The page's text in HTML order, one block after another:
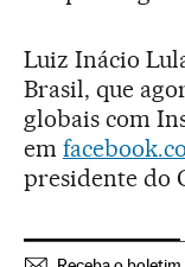
Luiz Inácio
Brasil, que
globais com
em
presidente do